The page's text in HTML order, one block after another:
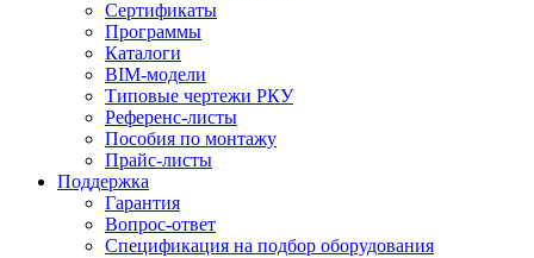
Сертификаты
Программы
Каталоги
BIM-модели
Типовые чертежи РКУ
Референс-листы
Пособия по монтажу
Прайс-листы
Поддержка
Гарантия
Вопрос-ответ
Спецификация на подбор оборудования